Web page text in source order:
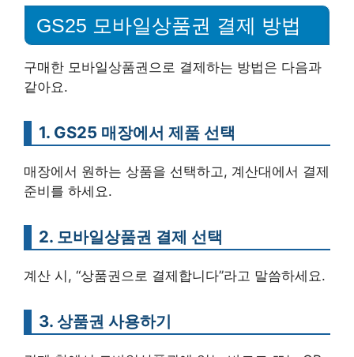
GS25 모바일상품권 결제 방법
구매한 모바일상품권으로 결제하는 방법은 다음과
같아요.
1. GS25 매장에서 제품 선택
매장에서 원하는 상품을 선택하고, 계산대에서 결제
준비를 하세요.
2. 모바일상품권 결제 선택
계산 시, “상품권으로 결제합니다”라고 말씀하세요.
3. 상품권 사용하기